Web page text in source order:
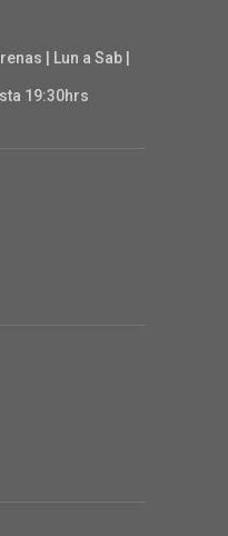
| Lun a Sab |
19:30hrs